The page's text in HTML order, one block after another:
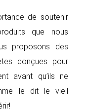
de soutenir
que nous
proposons des
conçues pour
avant qu’ils ne
le dit le vieil